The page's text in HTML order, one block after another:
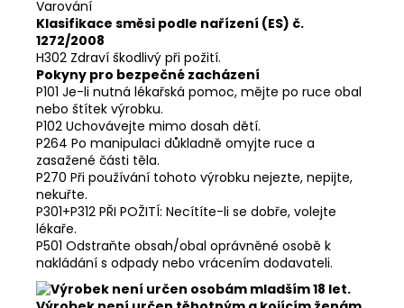
Varování
Klasifikace směsi podle nařízení (ES) č.
1272/2008
H302 Zdraví škodlivý při požití.
Pokyny pro bezpečné zacházení
P101 Je-li nutná lékařská pomoc, mějte po ruce obal
nebo štítek výrobku.
P102 Uchovávejte mimo dosah dětí.
P264 Po manipulaci důkladně omyjte ruce a
zasažené části těla.
P270 Při používání tohoto výrobku nejezte, nepijte,
nekuřte.
P301+P312 PŘI POŽITÍ: Necítíte-li se dobře, volejte
lékaře.
P501 Odstraňte obsah/obal oprávněné osobě k
nakládání s odpady nebo vrácením dodavateli.